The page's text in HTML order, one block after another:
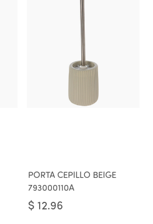
PORTA CEPILLO BEIGE
793000110A
$ 12.96